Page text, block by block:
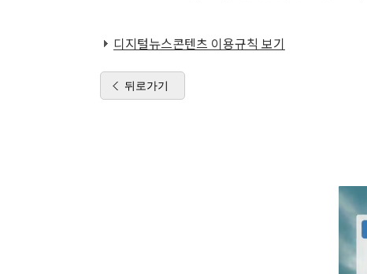
디지털뉴스콘텐츠 이용규칙 보기
뒤로가기